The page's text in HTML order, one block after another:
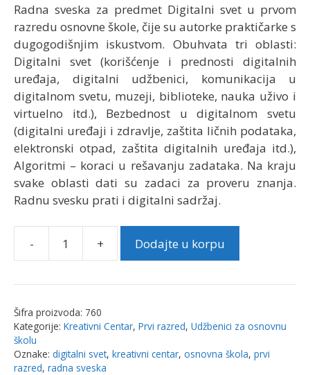
Radna sveska za predmet Digitalni svet u prvom
razredu osnovne škole, čije su autorke praktičarke s
dugogodišnjim iskustvom. Obuhvata tri oblasti:
Digitalni svet (korišćenje i prednosti digitalnih
uređaja, digitalni udžbenici, komunikacija u
digitalnom svetu, muzeji, biblioteke, nauka uživo i
virtuelno itd.), Bezbednost u digitalnom svetu
(digitalni uređaji i zdravlje, zaštita ličnih podataka,
elektronski otpad, zaštita digitalnih uređaja itd.),
Algoritmi – koraci u rešavanju zadataka. Na kraju
svake oblasti dati su zadaci za proveru znanja.
Radnu svesku prati i digitalni sadržaj.
-
Digitalni
1
Kreativni
količina
+ Dodajte u korpu
Šifra proizvoda: 760
Kategorije: Kreativni Centar, Prvi razred, Udžbenici za osnovnu
školu
Oznake: digitalni svet, kreativni centar, osnovna škola, prvi
razred, radna sveska